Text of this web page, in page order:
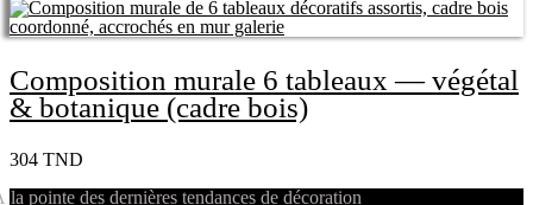
Composition murale 6 tableaux — végétal
& botanique (cadre bois)
304 TND
la pointe des dernières tendances de décoration